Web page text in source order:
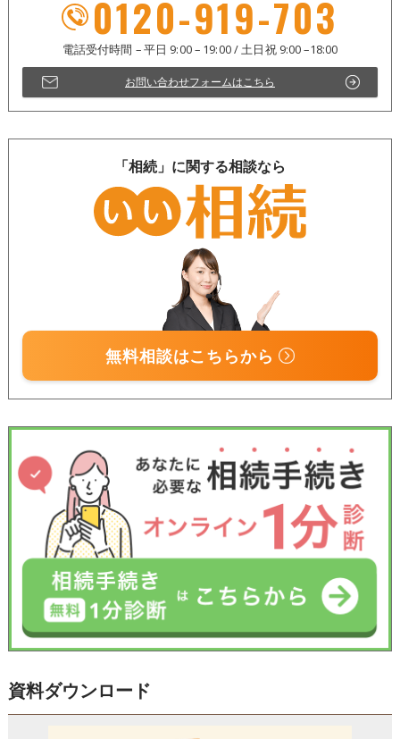
0120-919-703
お問い合わせフォームはこちら
「相続」に関する相談なら
無料相談はこちらから
資料ダウンロード